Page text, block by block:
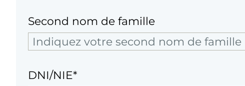
Second nom de famille
DNI/NIE*